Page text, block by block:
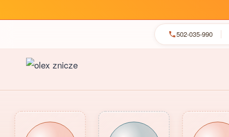
502-035-990
Przejdź